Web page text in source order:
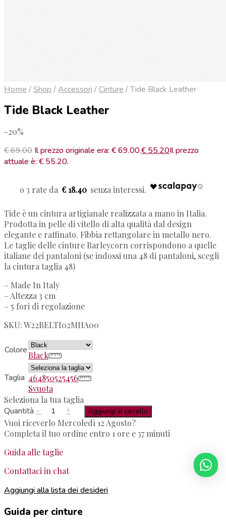
Home /Shop /Accessori /Cinture /Tide Black Leather
Tide Black Leather
-20%
€69.00 Il prezzo originale era: € 69.00.€55.20Il prezzo
attuale è: € 55.20.
€ 18.40
Tide è un cintura artigianale realizzata a mano in Italia.
Prodotta in pelle di vitello di alta qualità dal design
elegante e raffinato. Fibbia rettangolare in metallo nero.
Le taglie delle cinture Barleycorn corrispondono a quelle
italiane dei pantaloni (se indossi una 48 di pantaloni, scegli
la cintura taglia 48)
– Made In Italy
– Altezza 3 cm
– 5 fori di regolazione
SKU: W22BELTI02MHA00
ColoreBlack
Taglia 464850525456
Svuota
Seleziona la tua taglia
Quantità - + Aggiungi al carrello
Vuoi riceverlo Mercoledì 12 Agosto?
Completa il tuo ordine entro 1 ore e 37 minuti
Guida alle taglie
Contattaci in chat
Aggiungi alla lista dei desideri
Guida per cinture